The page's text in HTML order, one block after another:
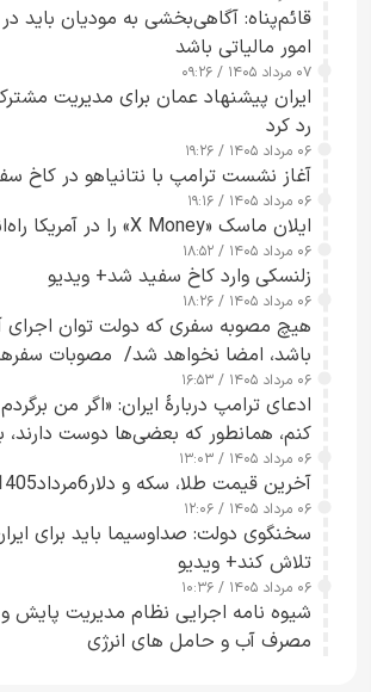
قائم‌پناه: آگاهی‌بخشی به مودیان باید
امور مالیاتی باشد
۰۷ مرداد ۱۴۰۵ / ۰۹:۲۶
ایران پیشنهاد عمان برای مدیریت
رد کرد
۰۶ مرداد ۱۴۰۵ / ۱۹:۲۶
آغاز نشست ترامپ با نتانیاهو در کاخ
۰۶ مرداد ۱۴۰۵ / ۱۹:۱۶
ایلان ماسک «X Money» را در آمریکا راه‌اندازی کرد
۰۶ مرداد ۱۴۰۵ / ۱۸:۵۲
زلنسکی وارد کاخ سفید شد+ ویدیو
۰۶ مرداد ۱۴۰۵ / ۱۸:۲۶
هیچ مصوبه سفری که دولت توان اجرای
باشد، امضا نخواهد شد/ مصوبات
چارچوب قانون بودجه است+ عکس
۰۶ مرداد ۱۴۰۵ / ۱۶:۵۳
ادعای ترامپ دربارهٔ ایران: «اگر من
کنم، همانطور که بعضی‌ها دوست دارند،
راحت می‌توانم بیشتر پل‌هایشان را در
ساعت از بین ببرم+ ویدیو
۰۶ مرداد ۱۴۰۵ / ۱۳:۰۳
آخرین قیمت طلا، سکه و دلار6مرداد1405
۰۶ مرداد ۱۴۰۵ / ۱۲:۰۶
سخنگوی دولت: صداوسیما باید برای
تلاش کند+ ویدیو
۰۶ مرداد ۱۴۰۵ / ۱۰:۳۶
شیوه نامه اجرایی نظام مدیریت پایش
مصرف آب و حامل های انرژی